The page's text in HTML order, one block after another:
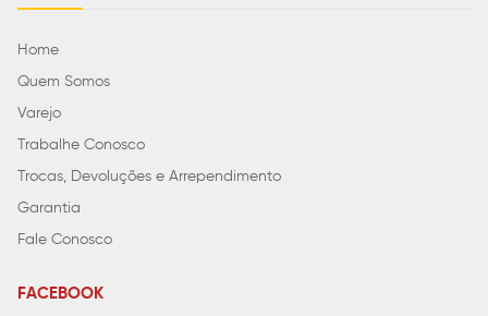
Home
Quem Somos
Varejo
Trabalhe Conosco
Trocas, Devoluções e Arrependimento
Garantia
Fale Conosco
FACEBOOK